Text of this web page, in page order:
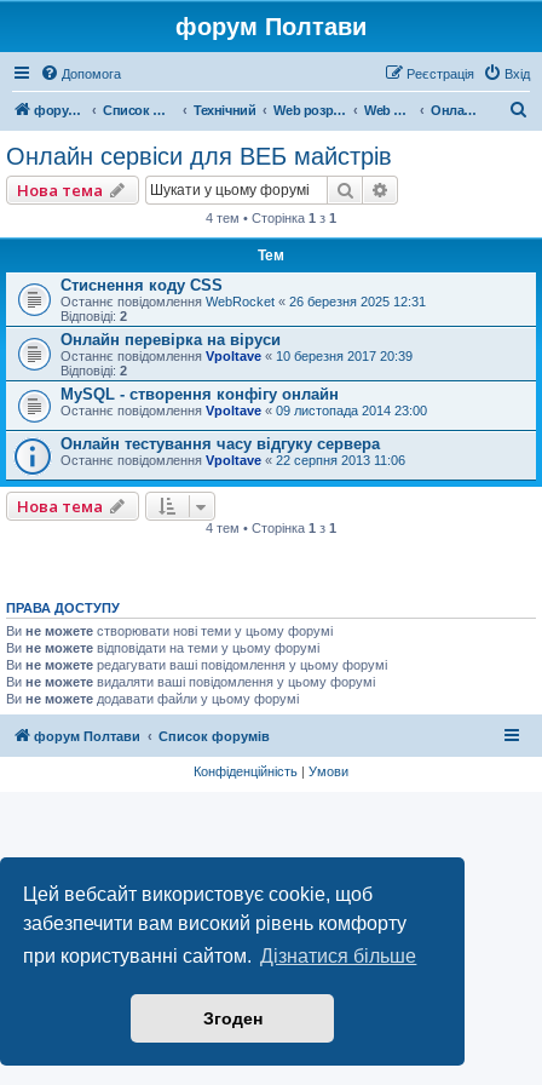
Цей вебсайт використовує cookie, щоб
забезпечити вам високий рівень комфорту
при користуванні сайтом. Дізнатися більше
Згоден
форум Полтави
Допомога Вхід
Реєстрація
форум Полтави Список форумів Технічний Web розробка Web мастерам Онлайн сервіси для ВЕБ майстрів
Онлайн сервіси для ВЕБ майстрів
Нова тема Пошук
4 тем • Сторінка 1 з 1
Тем
Стиснення коду CSS
Останнє повідомлення WebRocket « 26 березня 2025 12:31
Відповіді: 2
Онлайн перевірка на віруси
Останнє повідомлення Vpoltave « 10 березня 2017 20:39
Відповіді: 2
MySQL - створення конфігу онлайн
Останнє повідомлення Vpoltave « 09 листопада 2014 23:00
Онлайн тестування часу відгуку сервера
Останнє повідомлення Vpoltave « 22 серпня 2013 11:06
Нова тема
4 тем • Сторінка 1 з 1
ПРАВА ДОСТУПУ
Ви не можете створювати нові теми у цьому форумі
Ви не можете відповідати на теми у цьому форумі
Ви не можете редагувати ваші повідомлення у цьому форумі
Ви не можете видаляти ваші повідомлення у цьому форумі
Ви не можете додавати файли у цьому форумі
форум Полтави Список форумів
Конфіденційність | Умови